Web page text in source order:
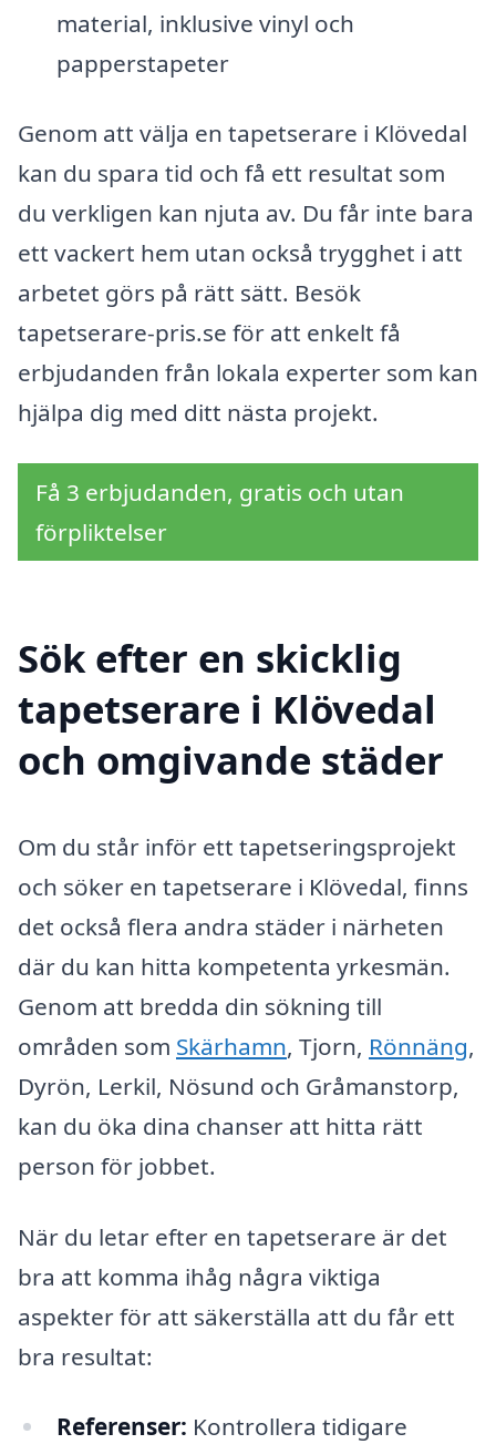
material, inklusive vinyl och
papperstapeter
Genom att välja en tapetserare i Klövedal
kan du spara tid och få ett resultat som
du verkligen kan njuta av. Du får inte bara
ett vackert hem utan också trygghet i att
arbetet görs på rätt sätt. Besök
tapetserare-pris.se för att enkelt få
erbjudanden från lokala experter som kan
hjälpa dig med ditt nästa projekt.
Få 3 erbjudanden, gratis och utan
förpliktelser
Sök efter en skicklig
tapetserare i Klövedal
och omgivande städer
Om du står inför ett tapetseringsprojekt
och söker en tapetserare i Klövedal, finns
det också flera andra städer i närheten
där du kan hitta kompetenta yrkesmän.
Genom att bredda din sökning till
områden som Skärhamn, Tjorn, Rönnäng,
Dyrön, Lerkil, Nösund och Gråmanstorp,
kan du öka dina chanser att hitta rätt
person för jobbet.
När du letar efter en tapetserare är det
bra att komma ihåg några viktiga
aspekter för att säkerställa att du får ett
bra resultat:
Referenser: Kontrollera tidigare